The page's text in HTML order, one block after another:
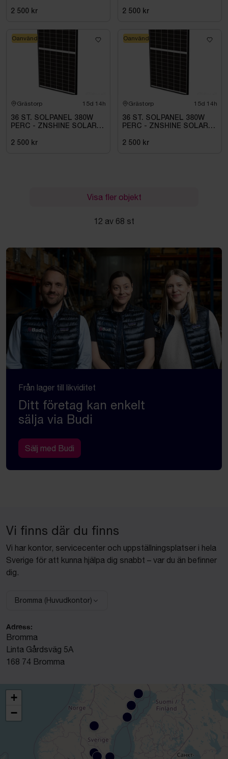
2 500 kr 2 500 kr
Grästorp 15d 14h
36 ST. SOLPANEL 380W
PERC - ZNSHINE SOLAR-
2 500 kr
Oanvänd
Grästorp 15d 14h
36 ST. SOLPANEL 380W
PERC - ZNSHINE SOLAR-
2 500 kr
Oanvänd
Visa fler objekt
12 av 68 st
Från lager till likviditet
Ditt företag kan enkelt
sälja via Budi
Sälj med Budi
Vi finns där du finns
Vi har kontor, servicecenter och uppställningsplatser i hela
Sverige för att kunna hjälpa dig snabbt – var du än befinner
dig.
Välj anläggning:
Bromma (Huvudkontor)
Adress:
Bromma
Linta Gårdsväg 5A
168 74 Bromma
+
−